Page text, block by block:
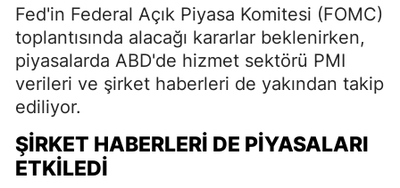
Fed'in Federal Açık Piyasa Komitesi (FOMC)
toplantısında alacağı kararlar beklenirken,
piyasalarda ABD'de hizmet sektörü PMI
verileri ve şirket haberleri de yakından takip
ediliyor.
ŞIRKET HABERLERI DE PIYASALARI
ETKILEDI